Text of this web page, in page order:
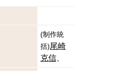
(制作統
括) 尾崎
克信